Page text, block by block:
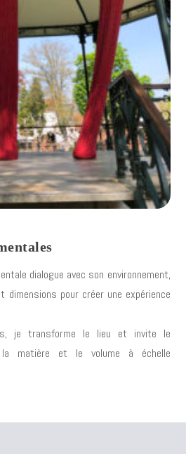
dialogue avec son environnement,
pour créer une expérience
je transforme le lieu et invite le
matière et le volume à échelle